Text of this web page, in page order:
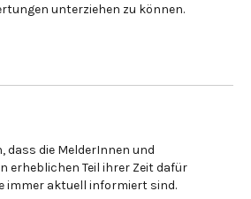
unterziehen zu können.
dass die MelderInnen und
erheblichen Teil ihrer Zeit dafür
immer aktuell informiert sind.